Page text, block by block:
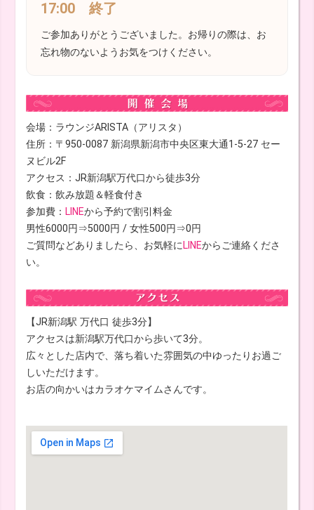
17:00 終了
ご参加ありがとうございました。お帰りの際は、お
忘れ物のないようお気をつけください。
会場：ラウンジARISTA（アリスタ）
住所：〒950-0087 新潟県新潟市中央区東大通1-5-27 セー
ヌビル2F
アクセス：JR新潟駅万代口から徒歩3分
飲食：飲み放題＆軽食付き
参加費： LINEから予約で割引料金
男性6000円⇒5000円 / 女性500円⇒0円
ご質問などありましたら、お気軽にLINEからご連絡くださ
い。
【JR新潟駅 万代口 徒歩3分】
アクセスは新潟駅万代口から歩いて3分。
広々とした店内で、落ち着いた雰囲気の中ゆったりお過ご
しいただけます。
お店の向かいはカラオケマイムさんです。